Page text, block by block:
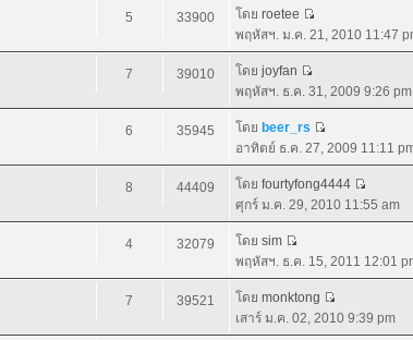
5 33900 โดย roetee
พฤหัสฯ. ม.ค. 21, 2010 11:47
7 39010 โดย joyfan
พฤหัสฯ. ธ.ค. 31, 2009 9:26 pm
6 35945 โดย beer_rs
อาทิตย์ ธ.ค. 27, 2009 11:11
8 44409 โดย fourtyfong4444
ศุกร์ ม.ค. 29, 2010 11:55 am
4 32079 โดย sim
พฤหัสฯ. ธ.ค. 15, 2011 12:01
7 39521 โดย monktong
เสาร์ ม.ค. 02, 2010 9:39 pm